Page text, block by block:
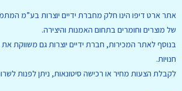
אתר ארט דיפו הינו חלק מחברת ידיים יוצרות בע”מ
של מוצרים וחומרים בתחום האמנות והיצירה.
בנוסף לאתר המכירות, חברת ידיים יוצרות גם משווקת
חנויות.
לקבלת הצעות מחיר או רכישה סיטונאות, ניתן לפנות